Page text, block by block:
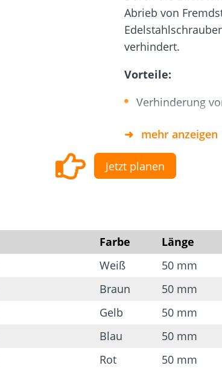
Abrieb von
verhindert.
Vorteile:
Verhinderung
mehr anzeigen
Jetzt planen
Farbe Länge
Weiß 50 mm
Braun 50 mm
Gelb 50 mm
Blau 50 mm
Rot 50 mm